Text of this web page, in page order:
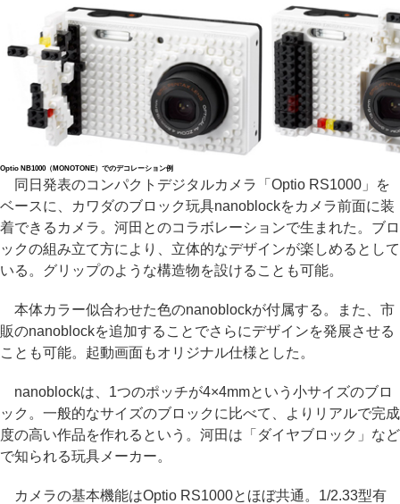
Optio NB1000（MONOTONE）でのデコレーション例
同日発表のコンパクトデジタルカメラ「Optio RS1000」を
ベースに、カワダのブロック玩具nanoblockをカメラ前面に装
着できるカメラ。河田とのコラボレーションで生まれた。ブロ
ックの組み立て方により、立体的なデザインが楽しめるとして
いる。グリップのような構造物を設けることも可能。
本体カラー似合わせた色のnanoblockが付属する。また、市
販のnanoblockを追加することでさらにデザインを発展させる
ことも可能。起動画面もオリジナル仕様とした。
nanoblockは、1つのポッチが4×4mmという小サイズのブロ
ック。一般的なサイズのブロックに比べて、よりリアルで完成
度の高い作品を作れるという。河田は「ダイヤブロック」など
で知られる玩具メーカー。
カメラの基本機能はOptio RS1000とほぼ共通。1/2.33型有